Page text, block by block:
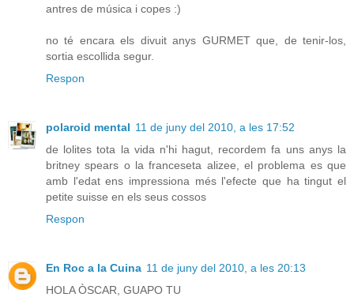
antres de música i copes :)
no té encara els divuit anys GURMET que, de tenir-los,
sortia escollida segur.
Respon
polaroid mental 11 de juny del 2010, a les 17:52
de lolites tota la vida n'hi hagut, recordem fa uns anys la
britney spears o la franceseta alizee, el problema es que
amb l'edat ens impressiona més l'efecte que ha tingut el
petite suisse en els seus cossos
Respon
En Roc a la Cuina 11 de juny del 2010, a les 20:13
HOLA ÒSCAR, GUAPO TU